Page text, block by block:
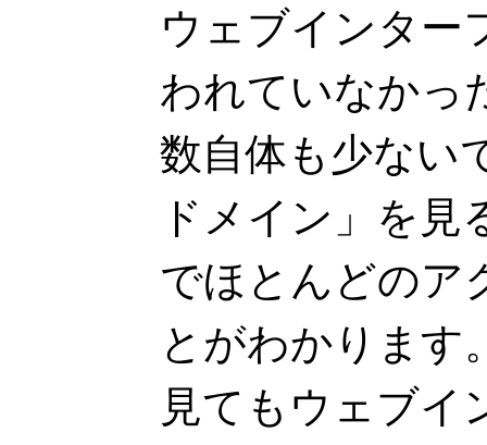
ウェブインター
われていなかっ
数自体も少ない
ドメイン」を見
でほとんどのア
とがわかります
見てもウェブイ